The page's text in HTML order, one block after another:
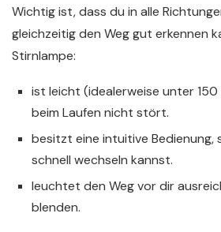
Wichtig ist, dass du in alle
gleichzeitig den Weg gut erkennen
Stirnlampe:
ist leicht (idealerweise unter 150
beim Laufen nicht stört.
besitzt eine intuitive Bedienung,
schnell wechseln kannst.
leuchtet den Weg vor dir
blenden.